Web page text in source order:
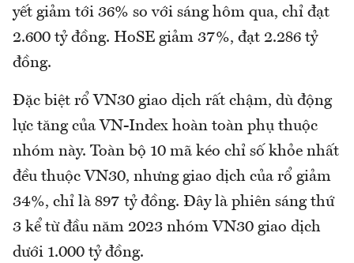
yết giảm tới 36% so với sáng hôm qua, chỉ đạt
2.600 tỷ đồng. HoSE giảm 37%, đạt 2.286 tỷ
đồng.
Đặc biệt rổ VN30 giao dịch rất chậm, dù động
lực tăng của VN-Index hoàn toàn phụ thuộc
nhóm này. Toàn bộ 10 mã kéo chỉ số khỏe nhất
đều thuộc VN30, nhưng giao dịch của rổ giảm
34%, chỉ là 897 tỷ đồng. Đây là phiên sáng thứ
3 kể từ đầu năm 2023 nhóm VN30 giao dịch
dưới 1.000 tỷ đồng.